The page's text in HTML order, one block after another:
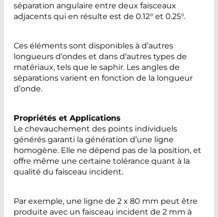
séparation angulaire entre deux faisceaux
adjacents qui en résulte est de 0.12° et 0.25°.
Ces éléments sont disponibles à d’autres
longueurs d‘ondes et dans d‘autres types de
matériaux, tels que le saphir. Les angles de
séparations varient en fonction de la longueur
d’onde.
Propriétés et Applications
Le chevauchement des points individuels
générés garanti la génération d’une ligne
homogène. Elle ne dépend pas de la position, et
offre même une certaine tolérance quant à la
qualité du faisceau incident.
Par exemple, une ligne de 2 x 80 mm peut être
produite avec un faisceau incident de 2 mm à